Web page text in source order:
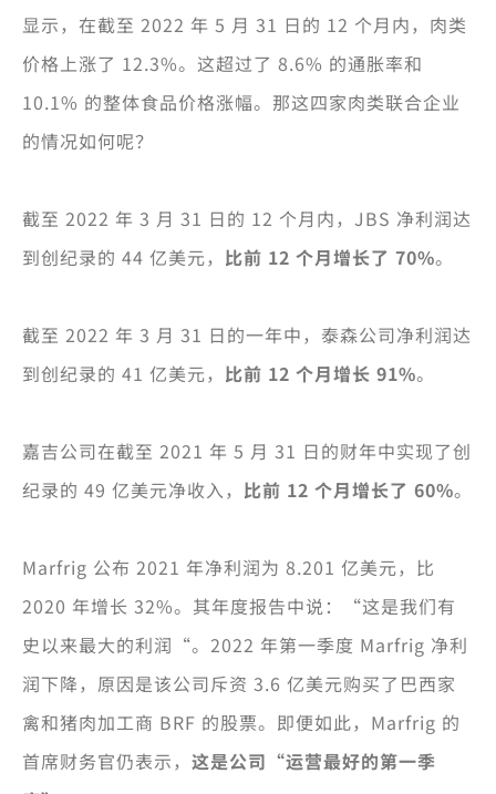
显示，在截至 2022 年 5 月 31 日的 12 个月内，肉类
价格上涨了 12.3%。这超过了 8.6% 的通胀率和
10.1% 的整体食品价格涨幅。那这四家肉类联合企业
的情况如何呢？
截至 2022 年 3 月 31 日的 12 个月内，JBS 净利润达
到创纪录的 44 亿美元， 比前 12 个月增长了 70%。
截至 2022 年 3 月 31 日的一年中，泰森公司净利润达
到创纪录的 41 亿美元， 比前 12 个月增长 91%。
嘉吉公司在截至 2021 年 5 月 31 日的财年中实现了创
纪录的 49 亿美元净收入， 比前 12 个月增长了 60%。
Marfrig 公布 2021 年净利润为 8.201 亿美元，比
2020 年增长 32%。其年度报告中说：“这是我们有
史以来最大的利润“。2022 年第一季度 Marfrig 净利
润下降，原因是该公司斥资 3.6 亿美元购买了巴西家
禽和猪肉加工商 BRF 的股票。即便如此，Marfrig 的
首席财务官仍表示， 这是公司“运营最好的第一季